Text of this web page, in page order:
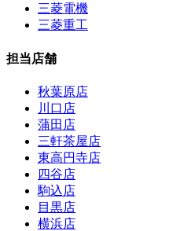
三菱電機
三菱重工
担当店舗
秋葉原店
川口店
蒲田店
三軒茶屋店
東高円寺店
四谷店
駒込店
目黒店
横浜店